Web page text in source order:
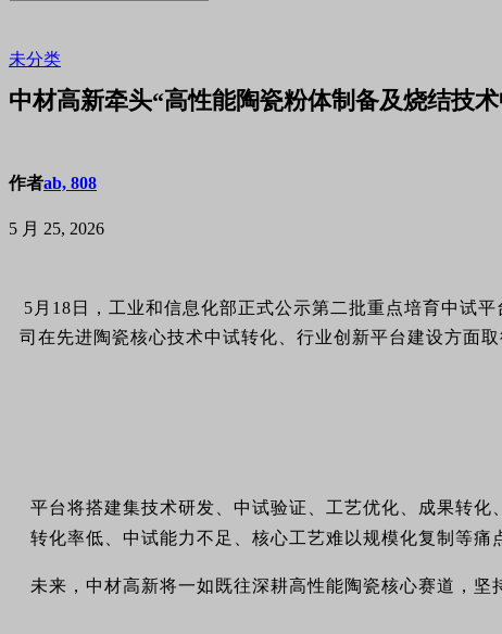
未分类
中材高新牵头“高性能陶瓷粉体制备及烧结技
作者ab, 808
5 月 25, 2026
5月18日，工业和信息化部正式公示第二批重点培育中试
司在先进陶瓷核心技术中试转化、行业创新平台建设方面
平台将搭建集技术研发、中试验证、工艺优化、成果转
转化率低、中试能力不足、核心工艺难以规模化复制等痛
未来，中材高新将一如既往深耕高性能陶瓷核心赛道，